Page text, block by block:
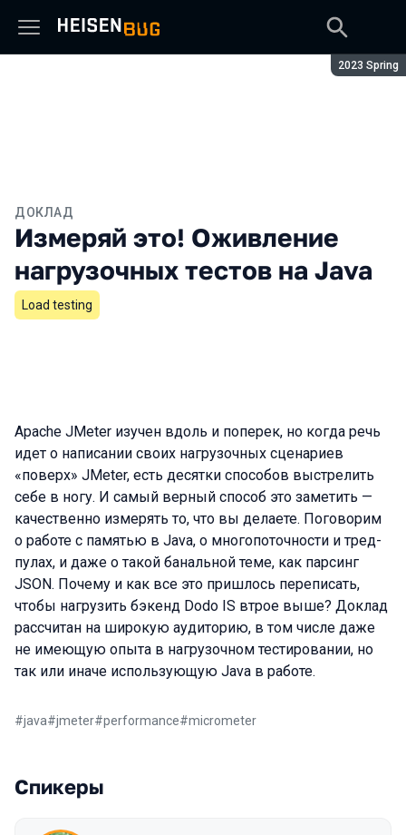
Сезон:
2023 Spring
ДОКЛАД
Измеряй это! Оживление
нагрузочных тестов на Java
Load testing
Apache JMeter изучен вдоль и поперек, но когда речь
идет о написании своих нагрузочных сценариев
«поверх» JMeter, есть десятки способов выстрелить
себе в ногу. И самый верный способ это заметить —
качественно измерять то, что вы делаете. Поговорим
о работе с памятью в Java, о многопоточности и тред-
пулах, и даже о такой банальной теме, как парсинг
JSON. Почему и как все это пришлось переписать,
чтобы нагрузить бэкенд Dodo IS втрое выше? Доклад
рассчитан на широкую аудиторию, в том числе даже
не имеющую опыта в нагрузочном тестировании, но
так или иначе использующую Java в работе.
#java#jmeter#performance#micrometer
Спикеры